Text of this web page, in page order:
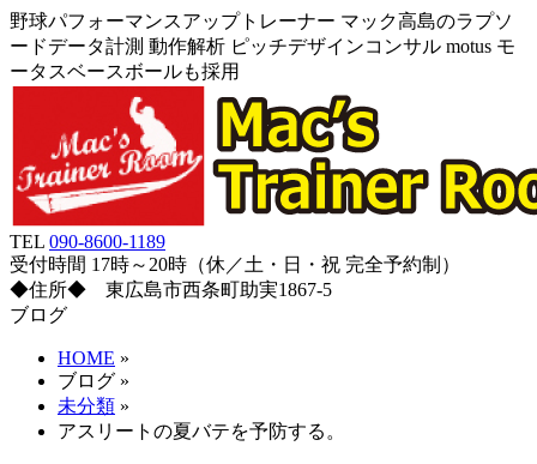
野球パフォーマンスアップトレーナー マック高島のラプソ
ードデータ計測 動作解析 ピッチデザインコンサル motus モ
ータスベースボールも採用
TEL 090-8600-1189
受付時間 17時～20時（休／土・日・祝 完全予約制）
◆住所◆ 東広島市西条町助実1867-5
ブログ
HOME »
ブログ »
未分類 »
アスリートの夏バテを予防する。